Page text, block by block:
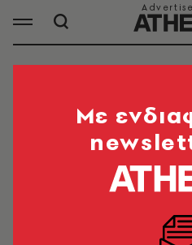
ΡΟΥΧΑ
ΟΛΑ ΤΑ ΑΡΘΡΑ
Mε